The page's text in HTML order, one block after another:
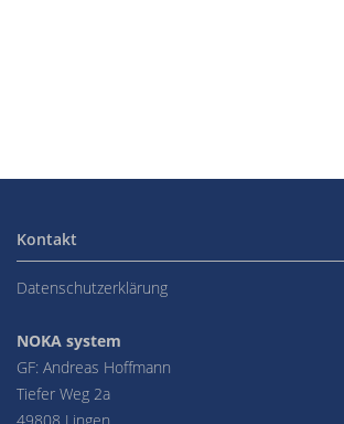
Kontakt
Datenschutzerklärung
NOKA system
GF: Andreas Hoffmann
Tiefer Weg 2a